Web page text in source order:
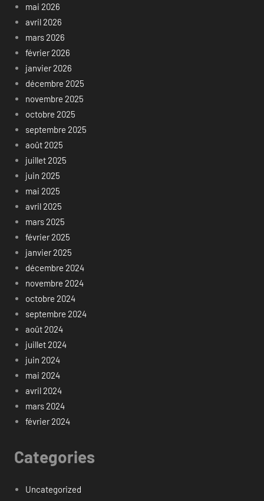
mai 2026
avril 2026
mars 2026
février 2026
janvier 2026
décembre 2025
novembre 2025
octobre 2025
septembre 2025
août 2025
juillet 2025
juin 2025
mai 2025
avril 2025
mars 2025
février 2025
janvier 2025
décembre 2024
novembre 2024
octobre 2024
septembre 2024
août 2024
juillet 2024
juin 2024
mai 2024
avril 2024
mars 2024
février 2024
Categories
Uncategorized